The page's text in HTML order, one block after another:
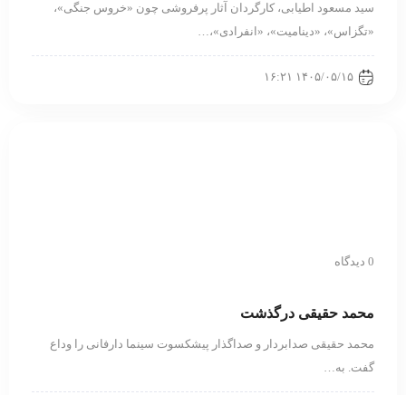
سید مسعود اطیابی، کارگردان آثار پرفروشی چون «خروس جنگی»،
«تگزاس»، «دینامیت»، «انفرادی»،…
۱۴۰۵/۰۵/۱۵ ۱۶:۲۱
0 دیدگاه
محمد حقیقی درگذشت
محمد حقیقی صدابردار و صداگذار پیشکسوت سینما دارفانی را وداع
گفت. به…